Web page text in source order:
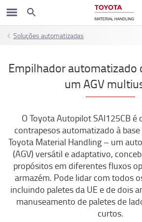
Soluções automatizadas
Empilhador automatizado
um AGV
O Toyota Autopilot SAI125CB é
contrapesos automatizado à
Toyota Material Handling – um
(AGV) versátil e adaptativo,
propósitos em diferentes fluxos
armazém. Pode lidar com todos
incluindo paletes da UE e de dois
manuseamento de paletes de
curtos.